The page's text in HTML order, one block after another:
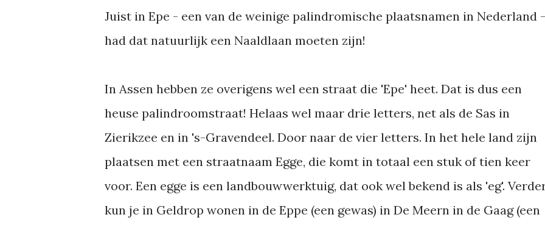
Juist in Epe - een van de weinige palindromische plaatsnamen in Nederland -
had dat natuurlijk een Naaldlaan moeten zijn!
In Assen hebben ze overigens wel een straat die 'Epe' heet. Dat is dus een
heuse palindroomstraat! Helaas wel maar drie letters, net als de Sas in
Zierikzee en in 's-Gravendeel. Door naar de vier letters. In het hele land zijn
plaatsen met een straatnaam Egge, die komt in totaal een stuk of tien keer
voor. Een egge is een landbouwwerktuig, dat ook wel bekend is als 'eg'.
kun je in Geldrop wonen in de Eppe (een gewas) in De Meern in de Gaag (een